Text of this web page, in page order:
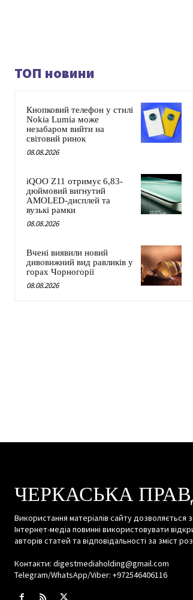
ТОП новини
Кнопковий телефон у стилі
Nokia Lumia може
незабаром вийти на
світовий ринок
08.08.2026
iQOO Z11 отримує 6,83-
дюймовий вигнутий
AMOLED-дисплей та
вузькі рамки
08.08.2026
Вчені виявили новий
дивовижний вид равликів у
горах Чорногорії
08.08.2026
ЧЕРКАСЬКА
Використання матеріалів сайту дозволяється
Інтернет-медіа повинні використовувати
авторів статей та відповідальності за зміст
Контакти: digestmediaholding@gmail.com
Telegram/WhatsApp/Viber: +972546406116